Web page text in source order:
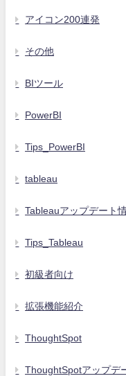
アイコン200連発
その他
BIツール
PowerBI
Tips_PowerBI
tableau
Tableauアップデート
Tips_Tableau
初級者向け
拡張機能紹介
ThoughtSpot
ThoughtSpotアップデ